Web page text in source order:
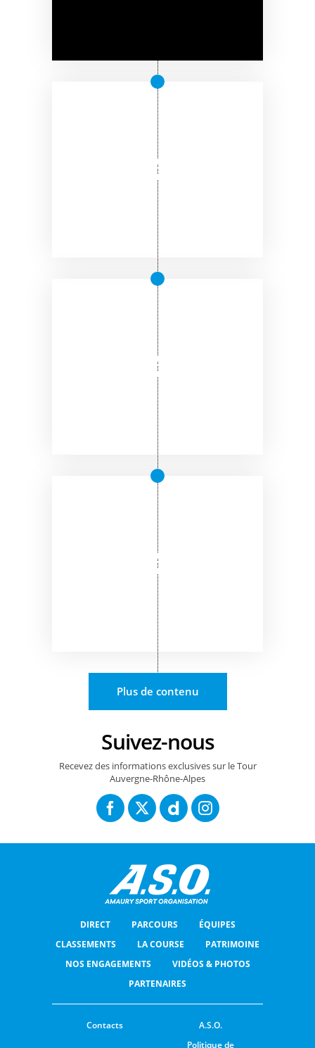
Plus de contenu
Suivez-nous
Recevez des informations exclusives sur le Tour
Auvergne-Rhône-Alpes
DIRECT PARCOURS
ÉQUIPES
CLASSEMENTS
LA COURSE
PATRIMOINE
NOS ENGAGEMENTS
VIDÉOS & PHOTOS
PARTENAIRES
Contacts A.S.O.
Politique de